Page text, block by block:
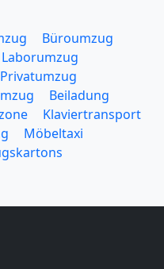
Büroumzug
Laborumzug
Privatumzug
Beiladung
Klaviertransport
Möbeltaxi